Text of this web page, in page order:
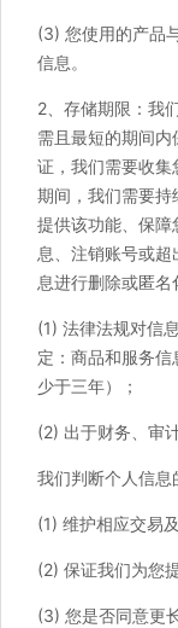
(3) 您使用的产品
信息。
2、存储期限：我
需且最短的期间
证，我们需要收
期间，我们需要持
提供该功能、保
息、注销账号或
息进行删除或匿名
(1) 法律法规对信
定：商品和服务
少于三年）；
(2) 出于财务、审
我们判断个人信息
(1) 维护相应交易
(2) 保证我们为您
(3) 您是否同意更